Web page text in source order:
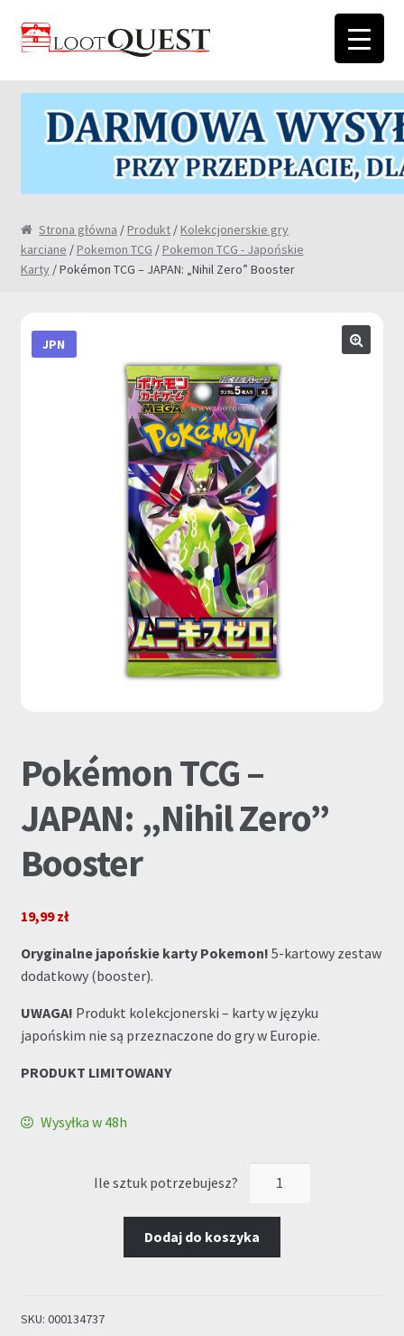
do
nawigacji
do
treści
Strona główna / Produkt / Kolekcjonerskie gry
karciane / Pokemon TCG / Pokemon TCG - Japońskie
Karty / Pokémon TCG – JAPAN: „Nihil Zero” Booster
JPN
Pokémon TCG –
JAPAN: „Nihil Zero”
Booster
19,99zł
Oryginalne japońskie karty Pokemon! 5-kartowy zestaw
dodatkowy (booster).
UWAGA! Produkt kolekcjonerski – karty w języku
japońskim nie są przeznaczone do gry w Europie.
PRODUKT LIMITOWANY
Wysyłka w 48h
TCG
-
JAPAN:
Dodaj do koszyka
SKU: 000134737